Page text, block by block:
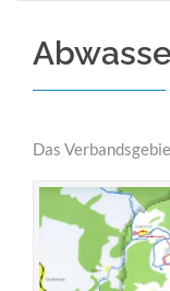
Das
Lorem ipsum